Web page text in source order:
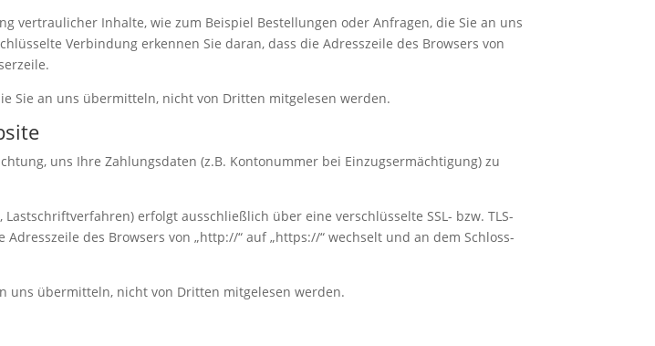
vertraulicher Inhalte, wie zum Beispiel Bestellungen oder Anfragen, die Sie an uns
Verbindung erkennen Sie daran, dass die Adresszeile des Browsers von
Sie an uns übermitteln, nicht von Dritten mitgelesen werden.
uns Ihre Zahlungsdaten (z.B. Kontonummer bei Einzugsermächtigung) zu
erfolgt ausschließlich über eine verschlüsselte SSL- bzw. TLS-
des Browsers von „http://“ auf „https://“ wechselt und an dem Schloss-
uns übermitteln, nicht von Dritten mitgelesen werden.